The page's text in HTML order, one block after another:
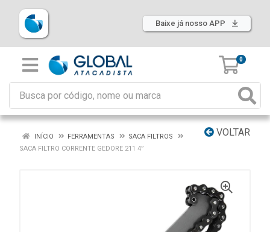
Baixe já nosso APP
0
VOLTAR
INÍCIO FERRAMENTAS
SACA FILTROS
SACA FILTRO CORRENTE GEDORE 211 4”